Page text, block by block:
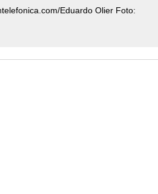
Eduardo Olier Foto: